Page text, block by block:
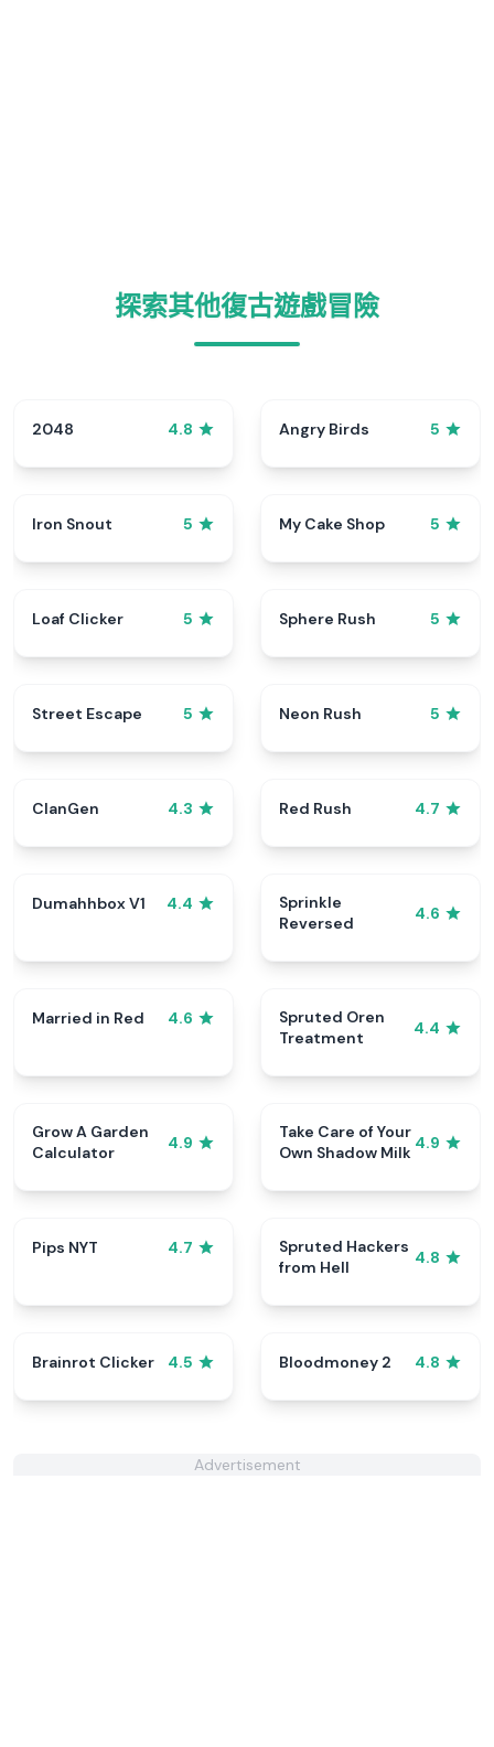
探索其他復古遊戲冒險
2048 4.8 Angry Birds 5
Iron Snout 5 My Cake Shop 5
Loaf Clicker 5 Sphere Rush 5
Street Escape 5 Neon Rush 5
ClanGen 4.3 Red Rush 4.7
Dumahhbox V1 4.4
Sprinkle
Reversed
4.6
Married in Red 4.6
Spruted Oren
Treatment
4.4
Grow A Garden
Calculator
4.9
Take Care of Your
Own Shadow Milk 4.9
Pips NYT 4.7
Spruted Hackers
from Hell
4.8
Brainrot Clicker 4.5 Bloodmoney 2 4.8
Advertisement